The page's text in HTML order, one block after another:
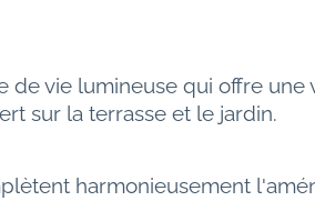
de vie lumineuse qui offre
sur la terrasse et le jardin.
harmonieusement